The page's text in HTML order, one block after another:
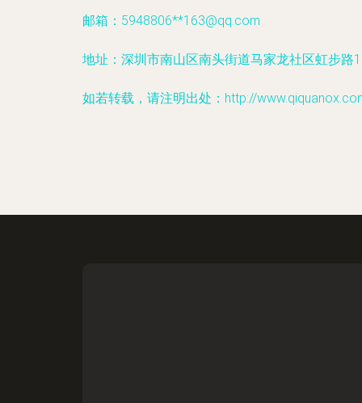
邮箱：5948806**163@qq.com
地址：深圳市南山区南头街道马家龙社区虹步路
如若转载，请注明出处：http://